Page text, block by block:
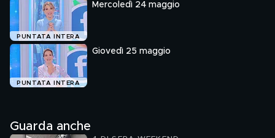
PUNTATA INTERA
Mercoledì 24 maggio
PUNTATA INTERA
Giovedì 25 maggio
Guarda anche